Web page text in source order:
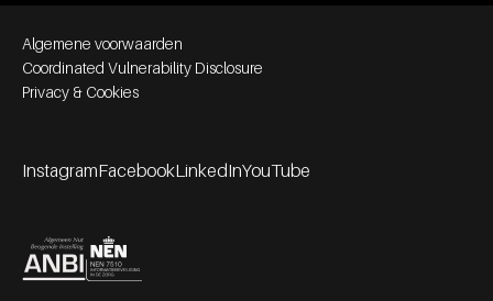
Footer bottom navigation
Algemene voorwaarden
Coordinated Vulnerability Disclosure
Privacy & Cookies
InstagramFacebookLinkedInYouTube
Partners